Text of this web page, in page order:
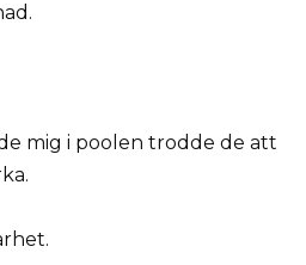
mig i poolen trodde de att